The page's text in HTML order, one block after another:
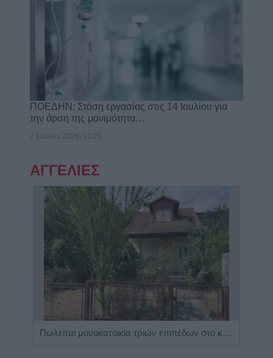
ΠΟΕΔΗΝ: Στάση εργασίας στις 14 Ιουλίου για
την άρση της μονιμότητα…
7 Ιουλίου 2026, 13:23
ΑΓΓΕΛΙΕΣ
Πωλείται μονοκατοικία τριών επιπέδων στο καταπράσινο Πευκόφυτο Καρδίτσας